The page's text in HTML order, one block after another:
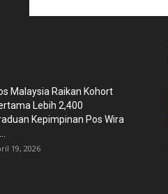
Malaysia Raikan Kohort
Lebih 2,400
Kepimpinan Pos Wira
19, 2026